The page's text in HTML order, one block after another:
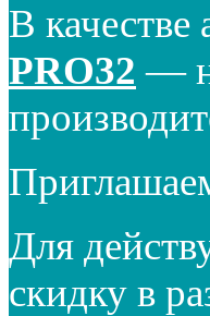
В
PRO32 —
Для
скидку в